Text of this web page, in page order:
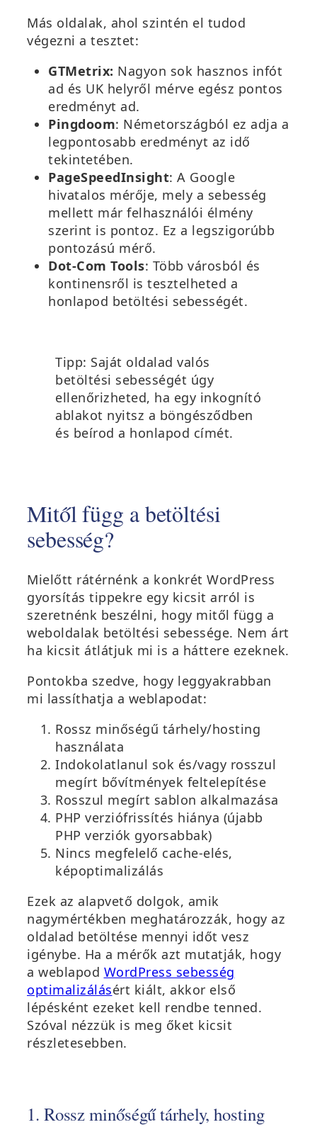
Más oldalak, ahol szintén el tudod
végezni a tesztet:
GTMetrix: Nagyon sok hasznos infót
ad és UK helyről mérve egész pontos
eredményt ad.
Pingdoom: Németországból ez adja a
legpontosabb eredményt az idő
tekintetében.
PageSpeedInsight: A Google
hivatalos mérője, mely a sebesség
mellett már felhasználói élmény
szerint is pontoz. Ez a legszigorúbb
pontozású mérő.
Dot-Com Tools: Több városból és
kontinensről is tesztelheted a
honlapod betöltési sebességét.
Tipp: Saját oldalad valós
betöltési sebességét úgy
ellenőrizheted, ha egy inkognító
ablakot nyitsz a böngésződben
és beírod a honlapod címét.
Mitől függ a betöltési
sebesség?
Mielőtt rátérnénk a konkrét WordPress
gyorsítás tippekre egy kicsit arról is
szeretnénk beszélni, hogy mitől függ a
weboldalak betöltési sebessége. Nem árt
ha kicsit átlátjuk mi is a háttere ezeknek.
Pontokba szedve, hogy leggyakrabban
mi lassíthatja a weblapodat:
Rossz minőségű tárhely/hosting
használata
Indokolatlanul sok és/vagy rosszul
megírt bővítmények feltelepítése
Rosszul megírt sablon alkalmazása
PHP verziófrissítés hiánya (újabb
PHP verziók gyorsabbak)
Nincs megfelelő cache-elés,
képoptimalizálás
Ezek az alapvető dolgok, amik
nagymértékben meghatározzák, hogy az
oldalad betöltése mennyi időt vesz
igénybe. Ha a mérők azt mutatják, hogy
a weblapod WordPress sebesség
optimalizálás(
ú
j
a
k
ért kiált, akkor első
lépésként ezeket kell rendbe tenned.
Szóval nézzük is meg őket kicsit
részletesebben.
1. Rossz minőségű tárhely, hosting